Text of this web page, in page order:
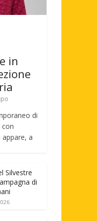
in
di
appare, a
Silvestre
di